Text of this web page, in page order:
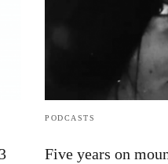
PODCASTS
Five years on